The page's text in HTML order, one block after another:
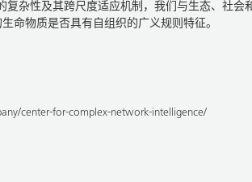
复杂性及其跨尺度适应机制，我们与生态、社
命物质是否具有自组织的广义规则特征。
center-for-complex-network-intelligence/